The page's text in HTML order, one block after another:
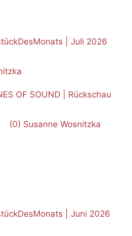
| Juli 2026
OF SOUND | Rückschau
(0) Susanne Wosnitzka
| Juni 2026